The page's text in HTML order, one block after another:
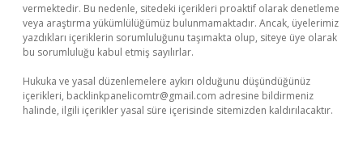
vermektedir. Bu nedenle, sitedeki içerikleri proaktif olarak denetleme
veya araştırma yükümlülüğümüz bulunmamaktadır. Ancak, üyelerimiz
yazdıkları içeriklerin sorumluluğunu taşımakta olup, siteye üye olarak
bu sorumluluğu kabul etmiş sayılırlar.
Hukuka ve yasal düzenlemelere aykırı olduğunu düşündüğünüz
içerikleri, backlinkpanelicomtr@gmail.com adresine bildirmeniz
halinde, ilgili içerikler yasal süre içerisinde sitemizden kaldırılacaktır.